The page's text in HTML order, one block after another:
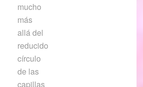
mucho
más
allá del
reducido
círculo
de las
capillas